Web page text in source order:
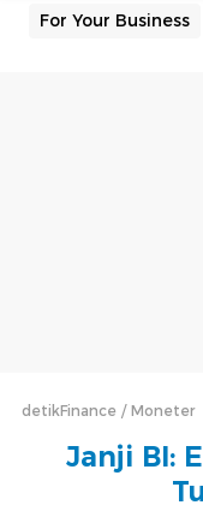
For Your Business
detikFinance Moneter
Janji BI: